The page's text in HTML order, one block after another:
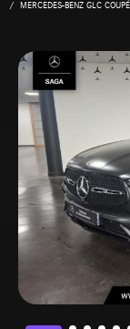
MERCEDES-BENZ GLC